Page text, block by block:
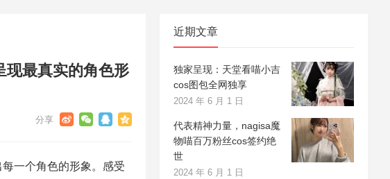
现最真实的角色形
一个角色的形象。感受
近期文章
独家呈现：天堂看喵小吉
cos图包全网独享
2024 年 6 月 1 日
代表精神力量，nagisa魔
物喵百万粉丝cos签约绝
世
2024 年 6 月 1 日